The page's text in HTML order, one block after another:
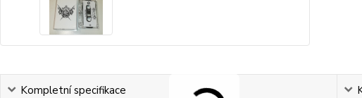
Kompletní specifikace